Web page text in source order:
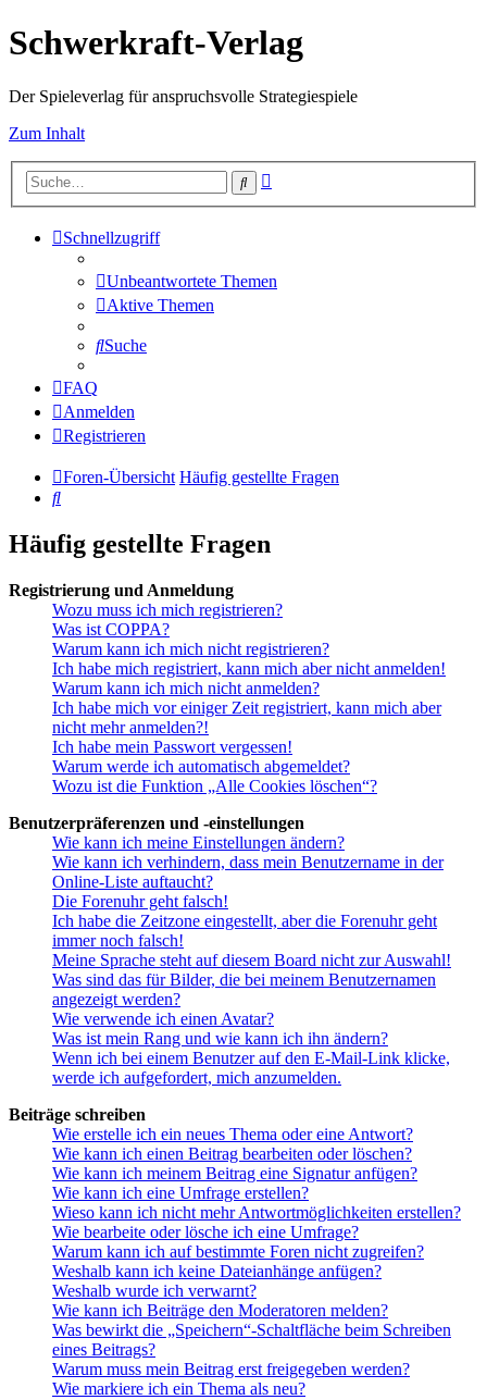
Schwerkraft-Verlag
Der Spieleverlag für anspruchsvolle Strategiespiele
Zum Inhalt
Suche
Schnellzugriff
Unbeantwortete Themen
Aktive Themen
Suche
FAQ
Anmelden
Registrieren
Foren-Übersicht Häufig gestellte Fragen
Suche
Häufig gestellte Fragen
Registrierung und Anmeldung
Wozu muss ich mich registrieren?
Was ist COPPA?
Warum kann ich mich nicht registrieren?
Ich habe mich registriert, kann mich aber nicht anmelden!
Warum kann ich mich nicht anmelden?
Ich habe mich vor einiger Zeit registriert, kann mich aber
nicht mehr anmelden?!
Ich habe mein Passwort vergessen!
Warum werde ich automatisch abgemeldet?
Wozu ist die Funktion „Alle Cookies löschen“?
Benutzerpräferenzen und -einstellungen
Wie kann ich meine Einstellungen ändern?
Wie kann ich verhindern, dass mein Benutzername in der
Online-Liste auftaucht?
Die Forenuhr geht falsch!
Ich habe die Zeitzone eingestellt, aber die Forenuhr geht
immer noch falsch!
Meine Sprache steht auf diesem Board nicht zur Auswahl!
Was sind das für Bilder, die bei meinem Benutzernamen
angezeigt werden?
Wie verwende ich einen Avatar?
Was ist mein Rang und wie kann ich ihn ändern?
Wenn ich bei einem Benutzer auf den E-Mail-Link klicke,
werde ich aufgefordert, mich anzumelden.
Beiträge schreiben
Wie erstelle ich ein neues Thema oder eine Antwort?
Wie kann ich einen Beitrag bearbeiten oder löschen?
Wie kann ich meinem Beitrag eine Signatur anfügen?
Wie kann ich eine Umfrage erstellen?
Wieso kann ich nicht mehr Antwortmöglichkeiten erstellen?
Wie bearbeite oder lösche ich eine Umfrage?
Warum kann ich auf bestimmte Foren nicht zugreifen?
Weshalb kann ich keine Dateianhänge anfügen?
Weshalb wurde ich verwarnt?
Wie kann ich Beiträge den Moderatoren melden?
Was bewirkt die „Speichern“-Schaltfläche beim Schreiben
eines Beitrags?
Warum muss mein Beitrag erst freigegeben werden?
Wie markiere ich ein Thema als neu?